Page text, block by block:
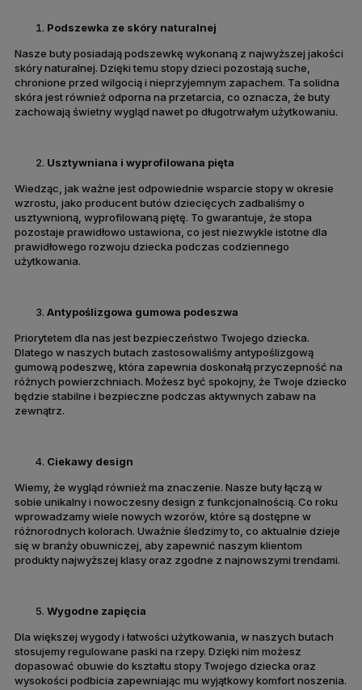
Podszewka ze skóry naturalnej
Nasze buty posiadają podszewkę wykonaną z najwyższej jakości
skóry naturalnej. Dzięki temu stopy dzieci pozostają suche,
chronione przed wilgocią i nieprzyjemnym zapachem. Ta solidna
skóra jest również odporna na przetarcia, co oznacza, że buty
zachowają świetny wygląd nawet po długotrwałym użytkowaniu.
Usztywniana i wyprofilowana pięta
Wiedząc, jak ważne jest odpowiednie wsparcie stopy w okresie
wzrostu, jako producent butów dziecięcych zadbaliśmy o
usztywnioną, wyprofilowaną piętę. To gwarantuje, że stopa
pozostaje prawidłowo ustawiona, co jest niezwykle istotne dla
prawidłowego rozwoju dziecka podczas codziennego
użytkowania.
Antypoślizgowa gumowa podeszwa
Priorytetem dla nas jest bezpieczeństwo Twojego dziecka.
Dlatego w naszych butach zastosowaliśmy antypoślizgową
gumową podeszwę, która zapewnia doskonałą przyczepność na
różnych powierzchniach. Możesz być spokojny, że Twoje dziecko
będzie stabilne i bezpieczne podczas aktywnych zabaw na
zewnątrz.
Ciekawy design
Wiemy, że wygląd również ma znaczenie. Nasze buty łączą w
sobie unikalny i nowoczesny design z funkcjonalnością. Co roku
wprowadzamy wiele nowych wzorów, które są dostępne w
różnorodnych kolorach. Uważnie śledzimy to, co aktualnie dzieje
się w branży obuwniczej, aby zapewnić naszym klientom
produkty najwyższej klasy oraz zgodne z najnowszymi trendami.
Wygodne zapięcia
Dla większej wygody i łatwości użytkowania, w naszych butach
stosujemy regulowane paski na rzepy. Dzięki nim możesz
dopasować obuwie do kształtu stopy Twojego dziecka oraz
wysokości podbicia zapewniając mu wyjątkowy komfort noszenia.